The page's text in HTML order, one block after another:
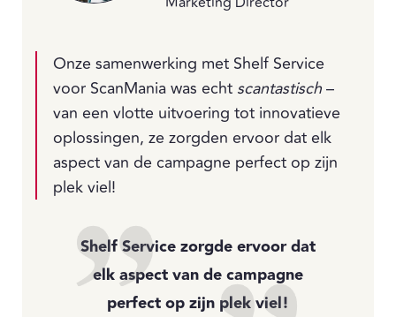
Onze samenwerking met Shelf Service
voor ScanMania was echt scantastisch–
van een vlotte uitvoering tot innovatieve
oplossingen, ze zorgden ervoor dat elk
aspect van de campagne perfect op zijn
plek viel!
Shelf Service zorgde ervoor dat
elk aspect van de campagne
perfect op zijn plek viel!